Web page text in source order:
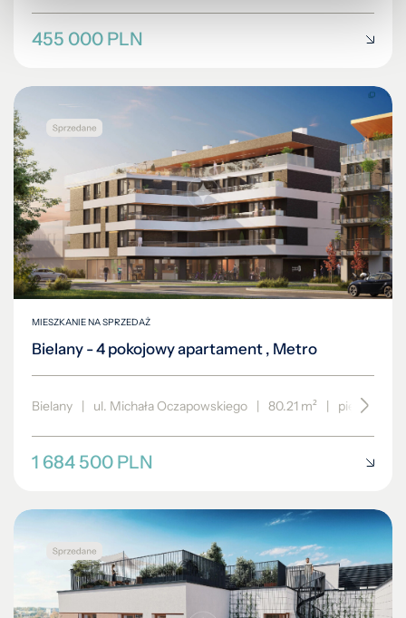
455 000 PLN
MIESZKANIE NA SPRZEDAŻ
Bielany - 4 pokojowy apartament , Metro
Bielany | ul. Michała Oczapowskiego | 80.21 m² | piętro 1/4
1 684 500 PLN